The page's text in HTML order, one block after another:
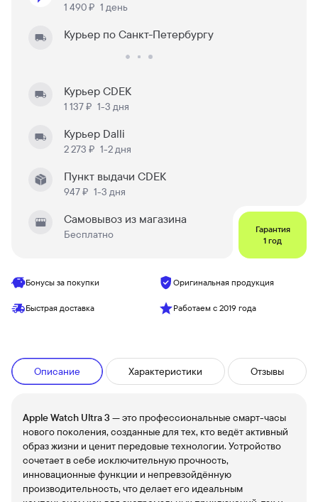
1 490 ₽ 1 день
Курьер по Санкт-Петербургу
Курьер CDEK
1 137 ₽ 1-3 дня
Курьер Dalli
2 273 ₽ 1-2 дня
Пункт выдачи CDEK
947 ₽ 1-3 дня
Самовывоз из магазина
Бесплатно
Гарантия
1 год
Бонусы за покупки Оригинальная продукция
Быстрая доставка Работаем с 2019 года
Описание Характеристики Отзывы
Apple Watch Ultra 3 — это профессиональные смарт-часы
нового поколения, созданные для тех, кто ведёт активный
образ жизни и ценит передовые технологии. Устройство
сочетает в себе исключительную прочность,
инновационные функции и непревзойдённую
производительность, что делает его идеальным